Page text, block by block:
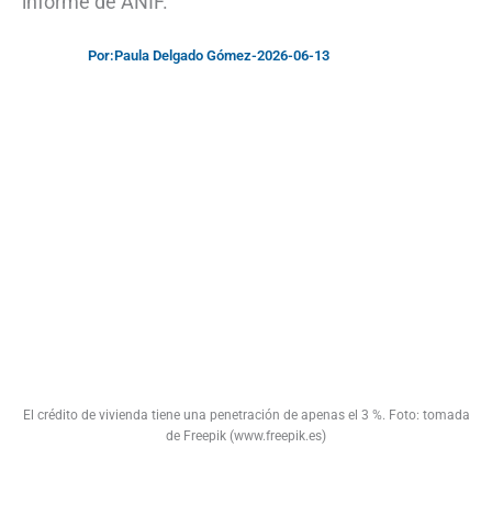
Por:Paula Delgado Gómez-2026-06-13
El crédito de vivienda tiene una penetración de apenas el 3 %. Foto: tomada
de Freepik (www.freepik.es)